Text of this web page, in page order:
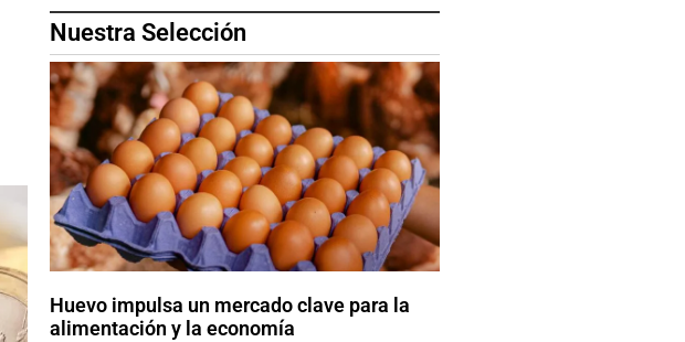
Nuestra Selección
Huevo impulsa un mercado clave para la
alimentación y la economía